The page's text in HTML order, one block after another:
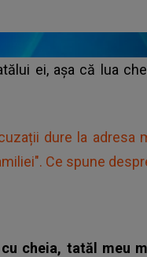
ei, așa că lua
dure la adresa
Ce spune
cheia, tatăl meu